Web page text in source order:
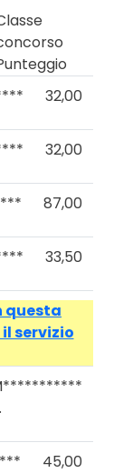
32,00
32,00
87,00
33,50
questa
servizio
45,00